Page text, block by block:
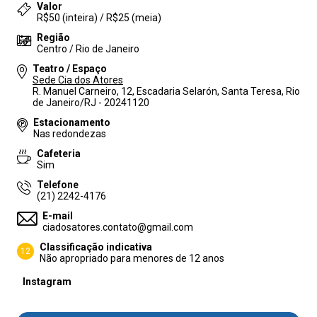
Valor
R$50 (inteira) / R$25 (meia)
Região
Centro / Rio de Janeiro
Teatro / Espaço
Sede Cia dos Atores
R. Manuel Carneiro, 12, Escadaria Selarón, Santa Teresa, Rio
de Janeiro/RJ - 20241120
Estacionamento
Nas redondezas
Cafeteria
Sim
Telefone
(21) 2242-4176
E-mail
ciadosatores.contato@gmail.com
12
Classificação indicativa
Não apropriado para menores de 12 anos
Instagram